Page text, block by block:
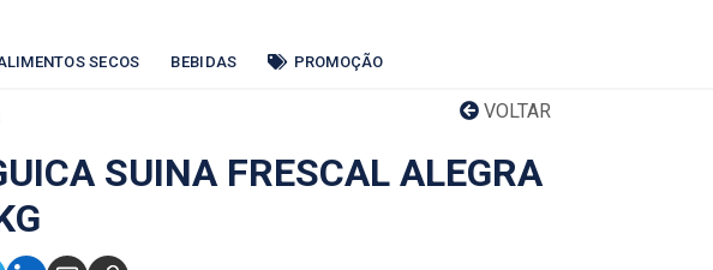
SECOS BEBIDAS PROMOÇÃO
VOLTAR
SUINA FRESCAL ALEGRA